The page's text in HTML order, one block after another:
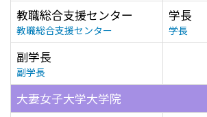
教職総合支援センター
教職総合支援センター
学長
学長
副学長
副学長
大妻女子大学大学院